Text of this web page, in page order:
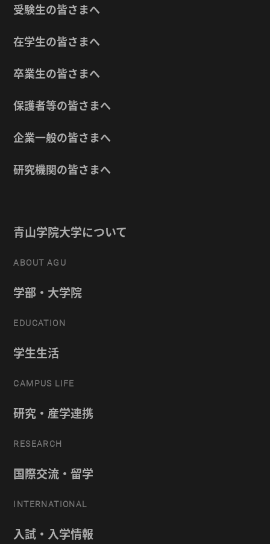
受験生の皆さまへ
在学生の皆さまへ
卒業生の皆さまへ
保護者等の皆さまへ
企業一般の皆さまへ
研究機関の皆さまへ
青山学院大学について
ABOUT AGU
学部・大学院
EDUCATION
学生生活
CAMPUS LIFE
研究・産学連携
RESEARCH
国際交流・留学
INTERNATIONAL
入試・入学情報